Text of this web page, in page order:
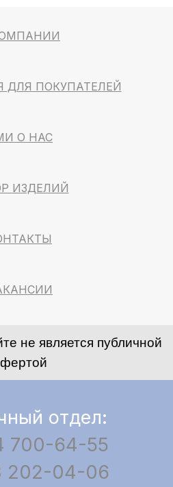
ПОКУПАТЕЛЕЙ
О НАС
ИЗДЕЛИЙ
не является публичной
отдел:
700-64-55
202-04-06